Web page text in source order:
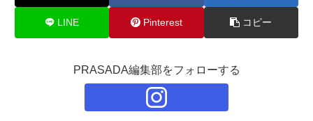
LINE Pinterest コピー
PRASADA編集部をフォローする